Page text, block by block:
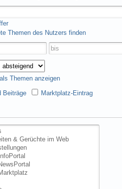
Themen des Nutzers finden
Themen anzeigen
Beiträge Marktplatz-Eintrag